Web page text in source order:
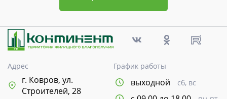
Адрес
г. Ковров, ул.
Строителей, 28
График работы
выходной сб, вс